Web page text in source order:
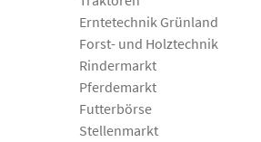
Erntetechnik Grünland
Forst- und Holztechnik
Rindermarkt
Pferdemarkt
Futterbörse
Stellenmarkt